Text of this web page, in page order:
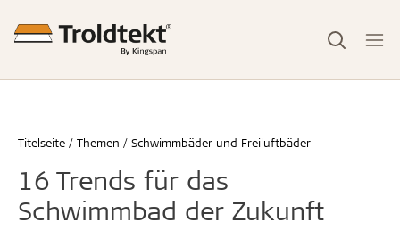
Titelseite Themen Schwimmbäder und Freiluftbäder
16 Trends für das
Schwimmbad der Zukunft